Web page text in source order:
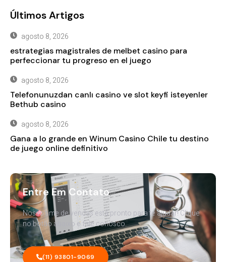
Últimos Artigos
agosto 8, 2026
estrategias magistrales de melbet casino para
perfeccionar tu progreso en el juego
agosto 8, 2026
Telefonunuzdan canlı casino ve slot keyfi isteyenler
Bethub casino
agosto 8, 2026
Gana a lo grande en Winum Casino Chile tu destino
de juego online definitivo
Entre Em Contato
Nosso time de vendas está pronto para te ajudar! Clique
no botão abaixo e fale conosco.
(11) 93801-9069